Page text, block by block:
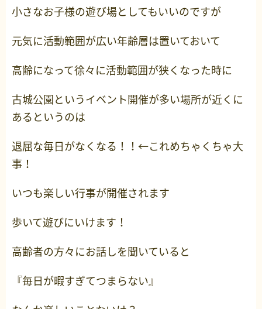
小さなお子様の遊び場としてもいいのですが
元気に活動範囲が広い年齢層は置いておいて
高齢になって徐々に活動範囲が狭くなった時に
古城公園というイベント開催が多い場所が近くに
あるというのは
退屈な毎日がなくなる！！←これめちゃくちゃ大
事！
いつも楽しい行事が開催されます
歩いて遊びにいけます！
高齢者の方々にお話しを聞いていると
『毎日が暇すぎてつまらない』